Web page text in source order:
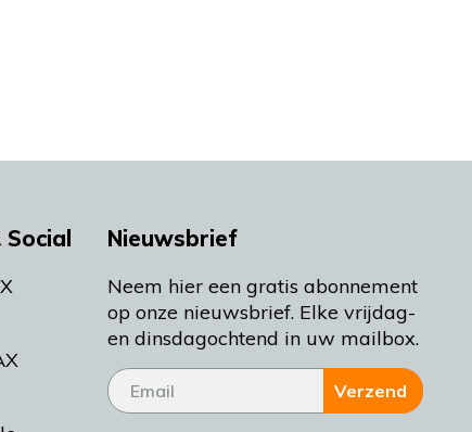
Nieuwsbrief
Neem hier een gratis abonnement
op onze nieuwsbrief. Elke vrijdag-
en dinsdagochtend in uw mailbox.
Verzend